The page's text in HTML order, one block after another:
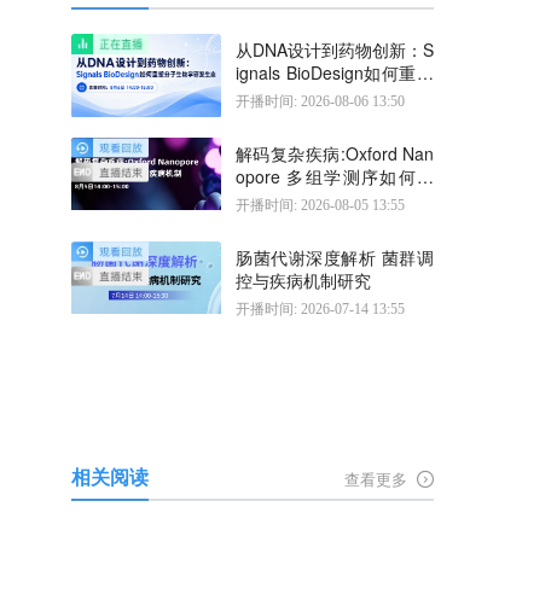
从DNA设计到药物创新：S
ignals BioDesign如何重塑
分子生物学研发生态
开播时间: 2026-08-06 13:50
解码复杂疾病:Oxford Nan
opore 多组学测序如何揭
示疾病机制
开播时间: 2026-08-05 13:55
肠菌代谢深度解析 菌群调
控与疾病机制研究
开播时间: 2026-07-14 13:55
相关阅读 查看更多